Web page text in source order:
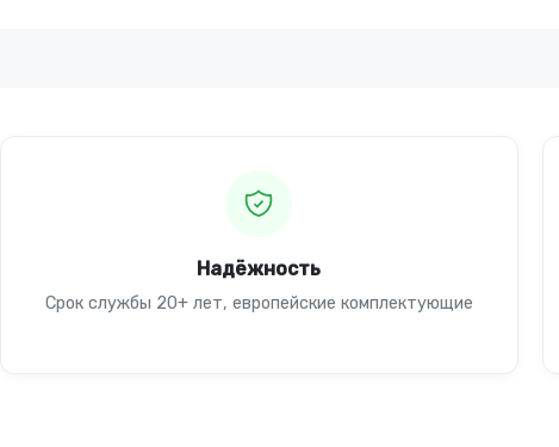
Надёжность
Срок службы 20+ лет, европейские комплектующие